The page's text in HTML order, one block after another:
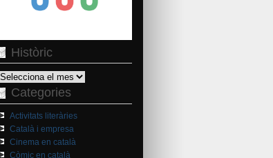
Històric
Històric
Categories
Activitats literàries
Català i empresa
Cinema en català
Còmic en català